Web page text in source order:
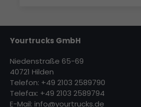
Yourtrucks GmbH
Niedenstraße 65-69
40721 Hilden
Telefon: +49 2103 2589790
Telefax: +49 2103 2589794
E-Mail: info@yourtrucks.de